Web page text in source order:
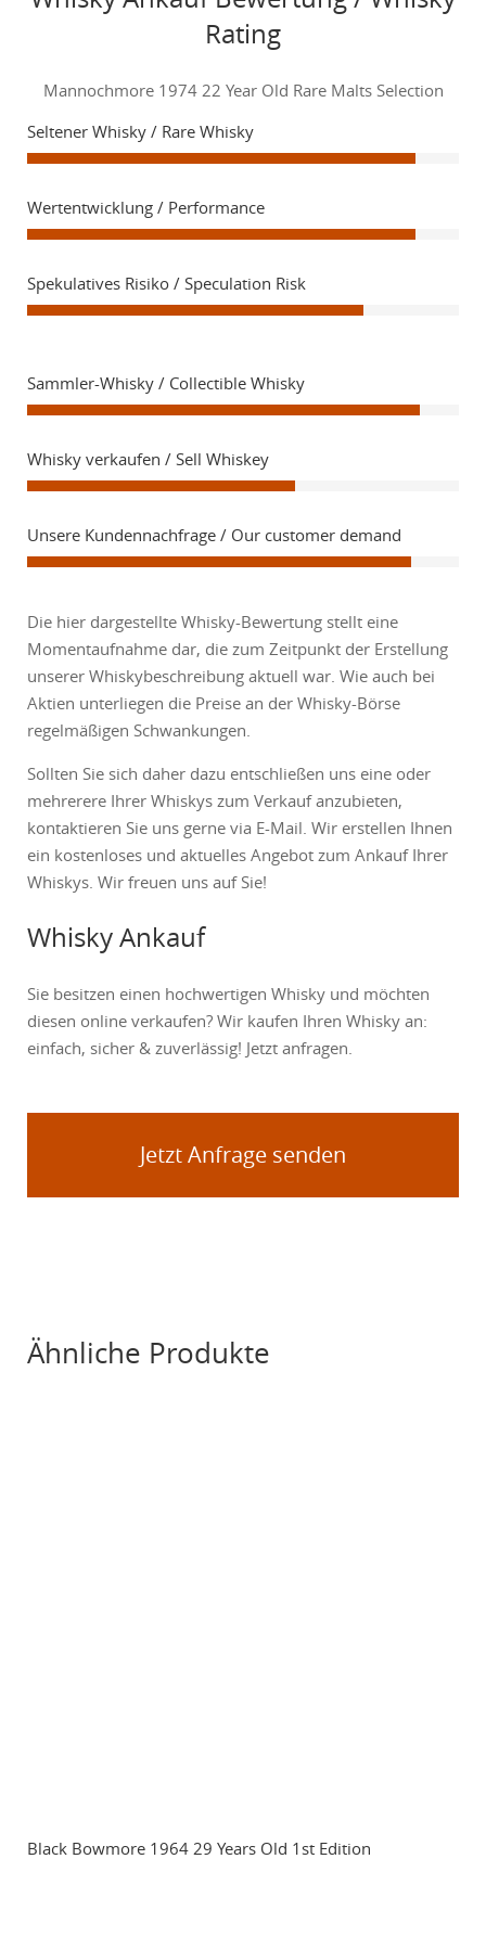
Rating
Mannochmore 1974 22 Year Old Rare Malts Selection
Seltener Whisky / Rare Whisky
Wertentwicklung / Performance
Spekulatives Risiko / Speculation Risk
Sammler-Whisky / Collectible Whisky
Whisky verkaufen / Sell Whiskey
Unsere Kundennachfrage / Our customer demand
Die hier dargestellte Whisky-Bewertung stellt eine
Momentaufnahme dar, die zum Zeitpunkt der Erstellung
unserer Whiskybeschreibung aktuell war. Wie auch bei
Aktien unterliegen die Preise an der Whisky-Börse
regelmäßigen Schwankungen.
Sollten Sie sich daher dazu entschließen uns eine oder
mehrerere Ihrer Whiskys zum Verkauf anzubieten,
kontaktieren Sie uns gerne via E-Mail. Wir erstellen Ihnen
ein kostenloses und aktuelles Angebot zum Ankauf Ihrer
Whiskys. Wir freuen uns auf Sie!
Whisky Ankauf
Sie besitzen einen hochwertigen Whisky und möchten
diesen online verkaufen? Wir kaufen Ihren Whisky an:
einfach, sicher & zuverlässig! Jetzt anfragen.
Jetzt Anfrage senden
Ähnliche Produkte
Black Bowmore 1964 29 Years Old 1st Edition